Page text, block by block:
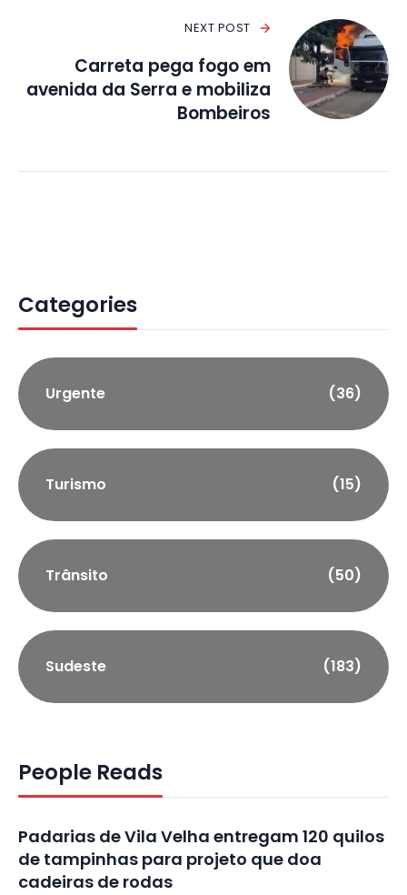
NEXT POST
Carreta pega fogo em
avenida da Serra e mobiliza
Bombeiros
Categories
Urgente (36)
Turismo (15)
Trânsito (50)
Sudeste (183)
People Reads
Padarias de Vila Velha entregam 120 quilos
de tampinhas para projeto que doa
cadeiras de rodas